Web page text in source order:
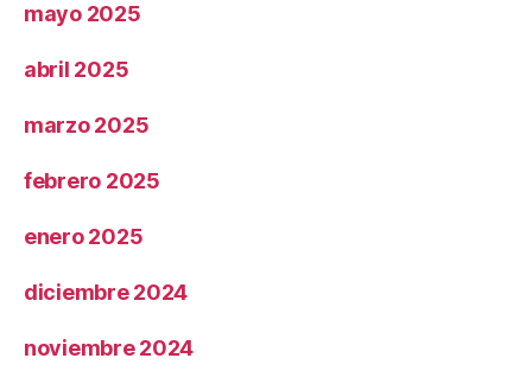
mayo 2025
abril 2025
marzo 2025
febrero 2025
enero 2025
diciembre 2024
noviembre 2024